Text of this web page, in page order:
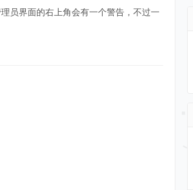
员界面的右上角会有一个警告，不过一